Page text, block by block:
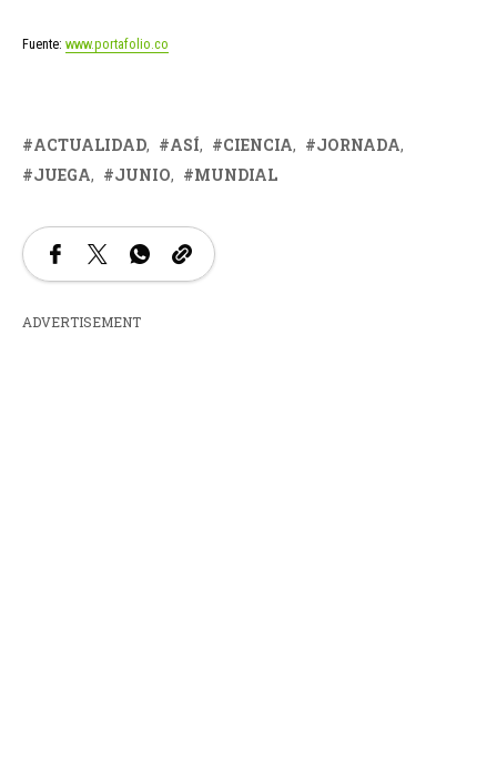
Fuente: www.portafolio.co
ACTUALIDAD ASÍ CIENCIA
JORNADA
JUEGA
JUNIO MUNDIAL
ADVERTISEMENT